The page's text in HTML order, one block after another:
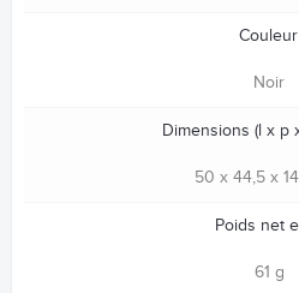
Couleur
Noir
Dimensions (l x p
50 x 44,5 x
Poids net
61 g